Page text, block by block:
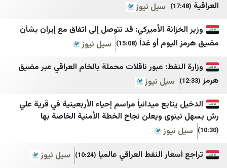
الإعلام الحربي حزب الله
صوت بيروت إنترناشونال
وكالة أخبار اليوم
الأفضل نيوز
ZNN
IMLebanon
BelleBeirut
MTV
نداء الوطن
Mezopotamya Ajansı
Mynet
NTV
SOLTV
StarTR
Türkiye Gazetesi
سيل نيوز
الأميركي: قد نتوصل إلى اتفاق مع إيران بشأن
أو غداً (15:08)
سيل نيوز
عبور ناقلات محملة بالخام العراقي عبر مضيق
سيل نيوز
ميدانياً مراسم إحياء الأربعينية في قرية علي
ويعلن نجاح الخطة الأمنية الخاصة بها
النفط العراقي عالميا
سيل نيوز